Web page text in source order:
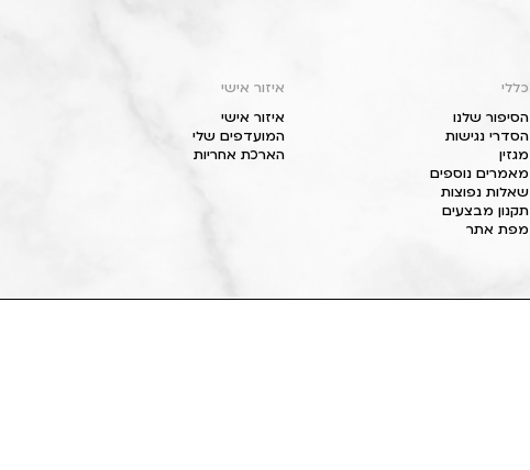
כללי
הסיפור שלנו
הסדרי נגישות
מגזין
מאמרים נוספים
שאלות נפוצות
תקנון מבצעים
מפת אתר
איזור אישי
איזור אישי
המועדפים שלי
הארכת אחריות